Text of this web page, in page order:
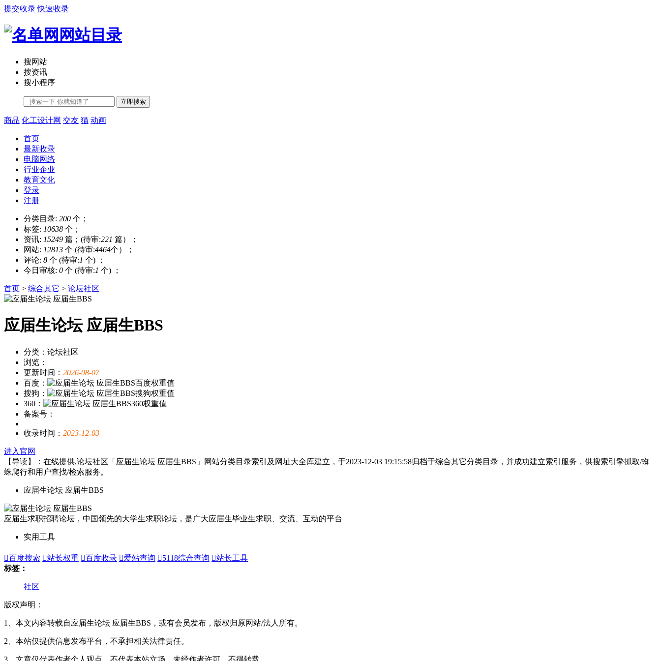
提交收录 快速收录
搜网站
搜资讯
搜小程序
立即搜索
商品 化工设计网 交友 猫 动画
首页
最新收录
电脑网络
行业企业
教育文化
登录
注册
分类目录: 200 个；
标签: 10638 个；
资讯: 15249 篇；(待审:221 篇）；
网站: 12813 个 (待审:4464个）；
评论: 8 个 (待审:1 个) ；
今日审核: 0 个 (待审:1 个) ；
首页 > 综合其它 > 论坛社区
应届生论坛 应届生BBS
分类：论坛社区
浏览：
更新时间： 2026-08-07
百度：
搜狗：
360：
备案号：
收录时间： 2023-12-03
进入官网
【导读】：在线提供,论坛社区「应届生论坛 应届生BBS」网站分类目录索引及网址大全库建立，于2023-12-03 19:15:58归档于综合其它分类目录，并成功建立索引服务，供搜索引擎抓取/蜘
蛛爬行和用户查找/检索服务。
应届生论坛 应届生BBS
应届生求职招聘论坛，中国领先的大学生求职论坛，是广大应届生毕业生求职、交流、互动的平台
实用工具
百度搜索 站长权重 百度收录 爱站查询 5118综合查询 站长工具
标签：
社区
版权声明：
1、本文内容转载自应届生论坛 应届生BBS，或有会员发布，版权归原网站/法人所有。
2、本站仅提供信息发布平台，不承担相关法律责任。
3、文章仅代表作者个人观点，不代表本站立场，未经作者许可，不得转载。